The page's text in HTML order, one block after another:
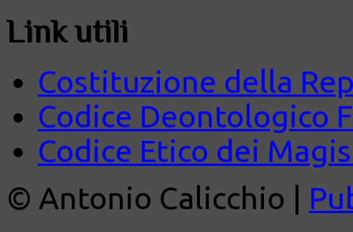
Link utili
Costituzione della
Codice Deontologico
Codice Etico dei
© Antonio Calicchio |